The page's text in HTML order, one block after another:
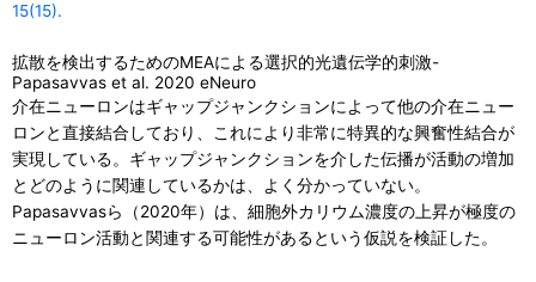
15(15).
拡散を検出するためのMEAによる選択的光遺伝学的刺激-
Papasavvas et al. 2020 eNeuro
介在ニューロンはギャップジャンクションによって他の介在ニュー
ロンと直接結合しており、これにより非常に特異的な興奮性結合が
実現している。ギャップジャンクションを介した伝播が活動の増加
とどのように関連しているかは、よく分かっていない。
Papasavvasら（2020年）は、細胞外カリウム濃度の上昇が極度の
ニューロン活動と関連する可能性があるという仮説を検証した。